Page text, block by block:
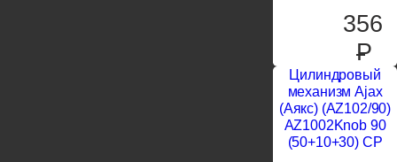
356
P
Цилиндровый
механизм Ajax
(Аякс) (AZ102/90)
AZ1002Knob 90
(50+10+30) CP